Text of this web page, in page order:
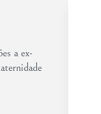
a ex-